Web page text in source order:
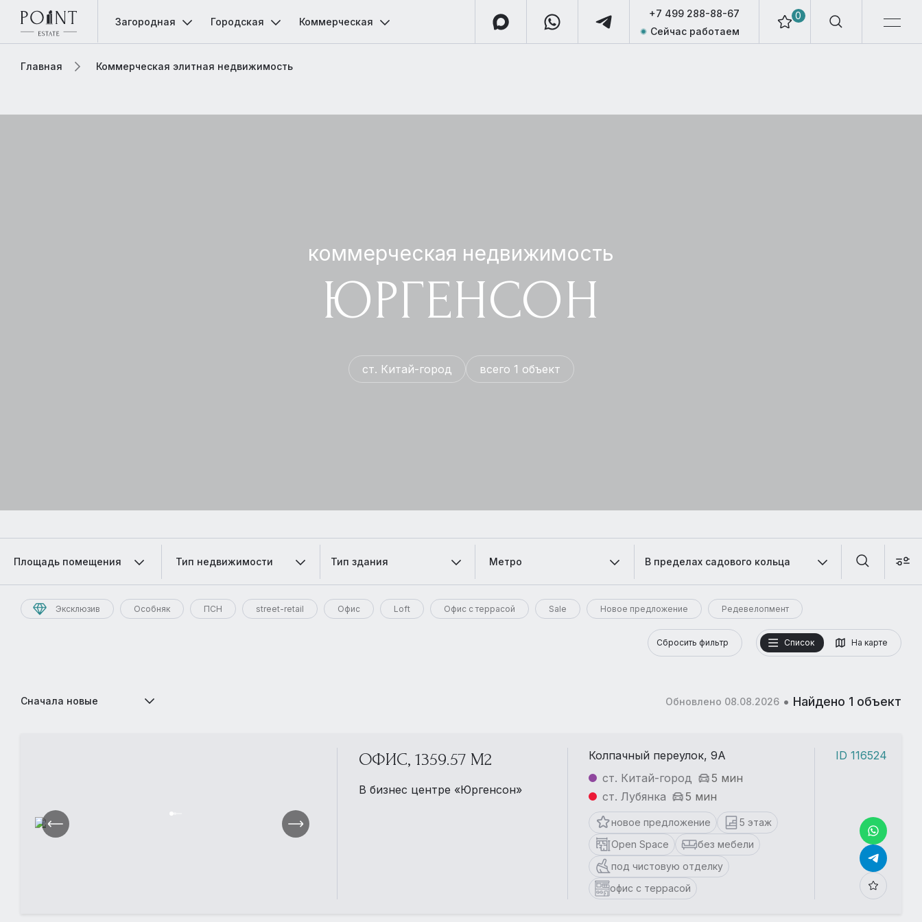
0
+7 499 288-88-67
Сейчас работаем
Загородная Городская Коммерческая
Главная Коммерческая элитная недвижимость
коммерческая недвижимость
ЮРГЕНСОН
ст. Китай-город всего 1 объект
Площадь помещения Тип недвижимости Тип здания Метро В пределах садового кольца
Эксклюзив Особняк ПСН street-retail Офис Loft Офис с террасой Sale Новое предложение Редевелопмент
Список На карте
Сбросить фильтр
Сначала новые Обновлено 08.08.2026 • Найдено 1 объект
ОФИС, 1359.57 М2
В бизнес центре «Юргенсон»
Колпачный переулок, 9А
ст. Китай-город
5 мин
ст. Лубянка
5 мин
новое предложение
5 этаж
Open Space
без мебели
под чистовую отделку
офис с террасой
ID 116524